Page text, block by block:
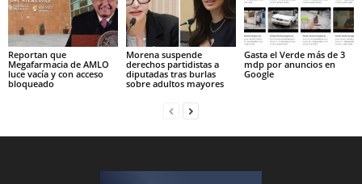
Reportan que
Megafarmacia de AMLO
luce vacía y con acceso
bloqueado
Morena suspende
derechos partidistas a
diputadas tras burlas
sobre adultos mayores
Gasta el Verde más de 3
mdp por anuncios en
Google